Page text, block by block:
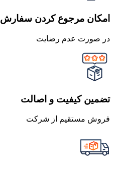
امکان مرجوع کردن سفارش
در صورت عدم رضایت
تضمین کیفیت و اصالت
فروش مستقیم از شرکت